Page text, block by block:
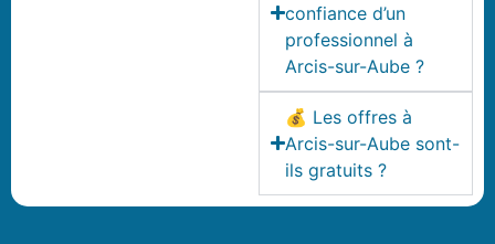
confiance d’un
professionnel à
Arcis-sur-Aube ?
💰 Les offres à
Arcis-sur-Aube sont-
ils gratuits ?